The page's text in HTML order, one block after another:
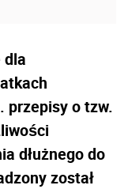
dla
przepisy o tzw.
dłużnego do
został